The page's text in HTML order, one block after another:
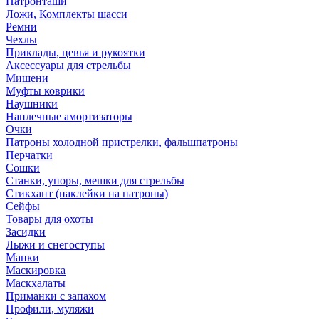
Ложи, Комплекты шасси
Ремни
Чехлы
Приклады, цевья и рукоятки
Аксессуары для стрельбы
Мишени
Муфты коврики
Наушники
Наплечные амортизаторы
Очки
Патроны холодной пристрелки, фальшпатроны
Перчатки
Сошки
Станки, упоры, мешки для стрельбы
Стикхант (наклейки на патроны)
Сейфы
Товары для охоты
Засидки
Лыжи и снегоступы
Манки
Маскировка
Маскхалаты
Приманки с запахом
Профили, муляжи